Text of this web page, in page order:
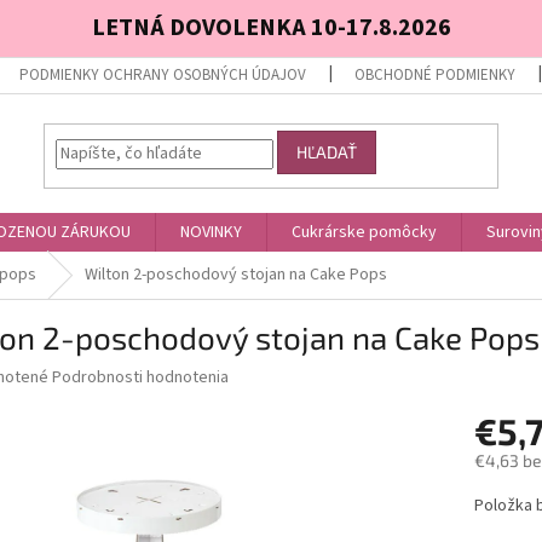
LETNÁ DOVOLENKA 10-17.8.2026
PODMIENKY OCHRANY OSOBNÝCH ÚDAJOV OBCHODNÉ PODMIENKY
HĽADAŤ
ZÁRUKOU NOVINKY Cukrárske pomôcky
Wilton 2-poschodový stojan na Cake Pops
2-poschodový stojan na Cake Pops
Podrobnosti hodnotenia
€4,63
cena:
Položka